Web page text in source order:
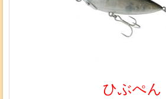
ひぶぺん